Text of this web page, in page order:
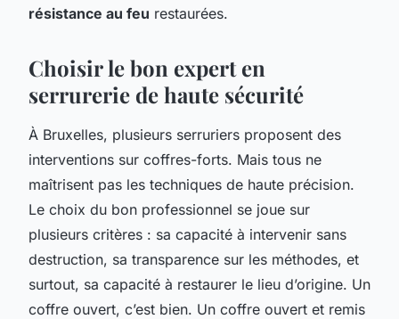
résistance au feu restaurées.
Choisir le bon expert en
serrurerie de haute sécurité
À Bruxelles, plusieurs serruriers proposent des
interventions sur coffres-forts. Mais tous ne
maîtrisent pas les techniques de haute précision.
Le choix du bon professionnel se joue sur
plusieurs critères : sa capacité à intervenir sans
destruction, sa transparence sur les méthodes, et
surtout, sa capacité à restaurer le lieu d’origine. Un
coffre ouvert, c’est bien. Un coffre ouvert et remis